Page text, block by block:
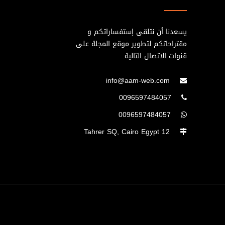
يسعدنا أن نتلقى إستفساراتكم و
مقتراحاتكم لتطوير موقع المجلة على
قنوات الاتصال التالية.